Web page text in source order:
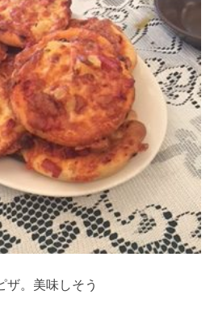
ザ。美味しそう